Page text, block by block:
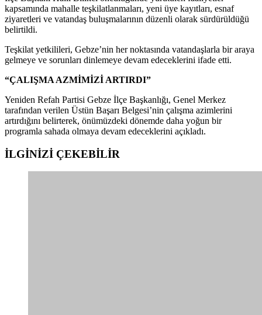
kapsamında mahalle teşkilatlanmaları, yeni üye kayıtları, esnaf
ziyaretleri ve vatandaş buluşmalarının düzenli olarak sürdürüldüğü
belirtildi.
Teşkilat yetkilileri, Gebze’nin her noktasında vatandaşlarla bir araya
gelmeye ve sorunları dinlemeye devam edeceklerini ifade etti.
“ÇALIŞMA AZMİMİZİ ARTIRDI”
Yeniden Refah Partisi Gebze İlçe Başkanlığı, Genel Merkez
tarafından verilen Üstün Başarı Belgesi’nin çalışma azimlerini
artırdığını belirterek, önümüzdeki dönemde daha yoğun bir
programla sahada olmaya devam edeceklerini açıkladı.
İLGİNİZİ ÇEKEBİLİR